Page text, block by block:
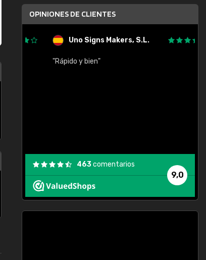
OPINIONES DE CLIENTES
Uno Signs Makers, S.L.
"Rápido y bien"
9,0
463comentarios